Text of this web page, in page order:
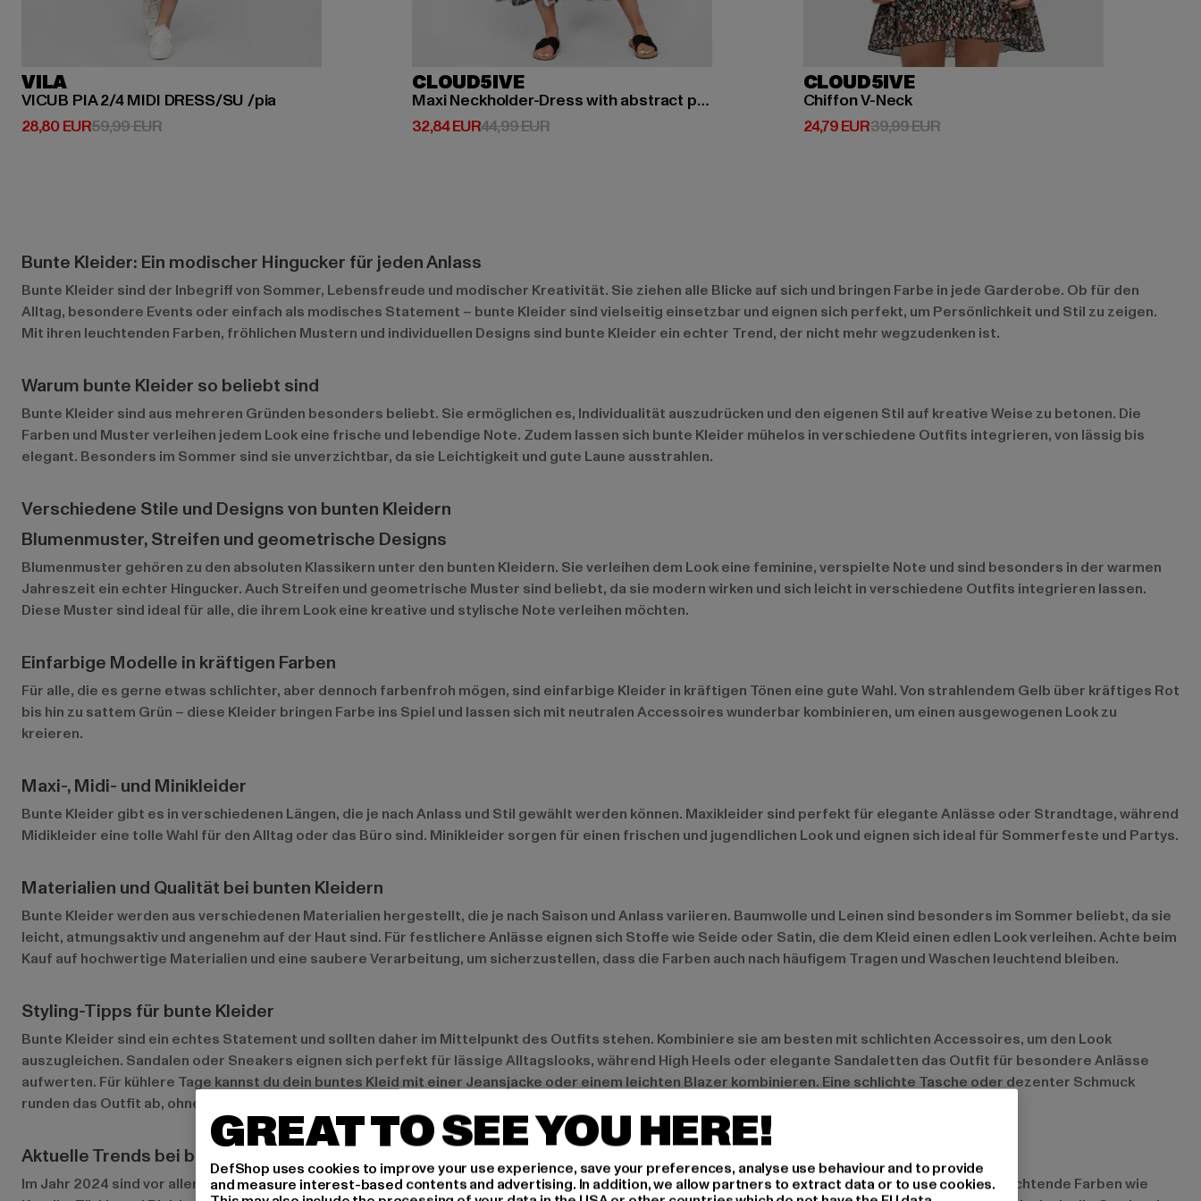
VILA
VICUB PIA 2/4 MIDI DRESS/SU /pia
28,80 EUR
Derzeitiger Preis: 28,80 EUR
59,99 EURAktionspreis: 59,99 EUR
CLOUD5IVE
Maxi Neckholder-Dress with abstract print
32,84 EUR
Derzeitiger Preis: 32,84 EUR
44,99 EURAktionspreis: 44,99 EUR
CLOUD5IVE
Chiffon V-Neck
24,79 EUR
Derzeitiger Preis: 24,79 EUR
39,99 EURAktionspreis: 39,99 EUR
Bunte Kleider: Ein modischer Hingucker für jeden Anlass
Bunte Kleider sind der Inbegriff von Sommer, Lebensfreude und modischer Kreativität. Sie ziehen alle Blicke auf sich und bringen Farbe in jede Garderobe. Ob für den
Alltag, besondere Events oder einfach als modisches Statement – bunte Kleider sind vielseitig einsetzbar und eignen sich perfekt, um Persönlichkeit und Stil zu zeigen.
Mit ihren leuchtenden Farben, fröhlichen Mustern und individuellen Designs sind bunte Kleider ein echter Trend, der nicht mehr wegzudenken ist.
Warum bunte Kleider so beliebt sind
Bunte Kleider sind aus mehreren Gründen besonders beliebt. Sie ermöglichen es, Individualität auszudrücken und den eigenen Stil auf kreative Weise zu betonen. Die
Farben und Muster verleihen jedem Look eine frische und lebendige Note. Zudem lassen sich bunte Kleider mühelos in verschiedene Outfits integrieren, von lässig bis
elegant. Besonders im Sommer sind sie unverzichtbar, da sie Leichtigkeit und gute Laune ausstrahlen.
Verschiedene Stile und Designs von bunten Kleidern
Blumenmuster, Streifen und geometrische Designs
Blumenmuster gehören zu den absoluten Klassikern unter den bunten Kleidern. Sie verleihen dem Look eine feminine, verspielte Note und sind besonders in der warmen
Jahreszeit ein echter Hingucker. Auch Streifen und geometrische Muster sind beliebt, da sie modern wirken und sich leicht in verschiedene Outfits integrieren lassen.
Diese Muster sind ideal für alle, die ihrem Look eine kreative und stylische Note verleihen möchten.
Einfarbige Modelle in kräftigen Farben
Für alle, die es gerne etwas schlichter, aber dennoch farbenfroh mögen, sind einfarbige Kleider in kräftigen Tönen eine gute Wahl. Von strahlendem Gelb über kräftiges Rot
bis hin zu sattem Grün – diese Kleider bringen Farbe ins Spiel und lassen sich mit neutralen Accessoires wunderbar kombinieren, um einen ausgewogenen Look zu
kreieren.
Maxi-, Midi- und Minikleider
Bunte Kleider gibt es in verschiedenen Längen, die je nach Anlass und Stil gewählt werden können. Maxikleider sind perfekt für elegante Anlässe oder Strandtage, während
Midikleider eine tolle Wahl für den Alltag oder das Büro sind. Minikleider sorgen für einen frischen und jugendlichen Look und eignen sich ideal für Sommerfeste und Partys.
Materialien und Qualität bei bunten Kleidern
Bunte Kleider werden aus verschiedenen Materialien hergestellt, die je nach Saison und Anlass variieren. Baumwolle und Leinen sind besonders im Sommer beliebt, da sie
leicht, atmungsaktiv und angenehm auf der Haut sind. Für festlichere Anlässe eignen sich Stoffe wie Seide oder Satin, die dem Kleid einen edlen Look verleihen. Achte beim
Kauf auf hochwertige Materialien und eine saubere Verarbeitung, um sicherzustellen, dass die Farben auch nach häufigem Tragen und Waschen leuchtend bleiben.
Styling-Tipps für bunte Kleider
Bunte Kleider sind ein echtes Statement und sollten daher im Mittelpunkt des Outfits stehen. Kombiniere sie am besten mit schlichten Accessoires, um den Look
auszugleichen. Sandalen oder Sneakers eignen sich perfekt für lässige Alltagslooks, während High Heels oder elegante Sandaletten das Outfit für besondere Anlässe
aufwerten. Für kühlere Tage kannst du dein buntes Kleid mit einer Jeansjacke oder einem leichten Blazer kombinieren. Eine schlichte Tasche oder dezenter Schmuck
runden das Outfit ab, ohne von den auffälligen Farben und Mustern des Kleides abzulenken.
Aktuelle Trends bei bunten Kleidern
Im Jahr 2024 sind vor allem auffällige Muster und kräftige Farben gefragt. Florale Prints und abstrakte Muster sind weiterhin im Trend, während leuchtende Farben wie
GREAT TO SEE YOU HERE!
DefShop uses cookies to improve your use experience, save your preferences, analyse use behaviour and to provide
and measure interest-based contents and advertising. In addition, we allow partners to extract data or to use cookies.